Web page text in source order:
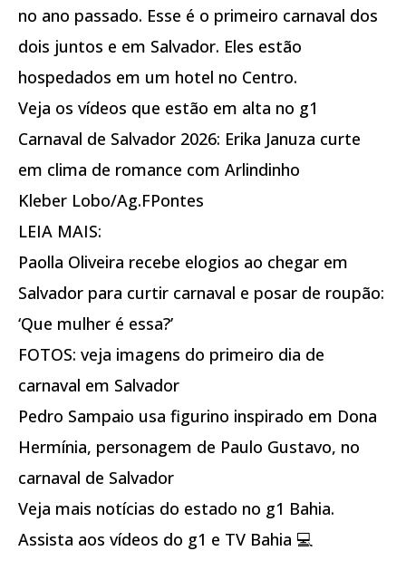
no ano passado. Esse é o primeiro carnaval dos
dois juntos e em Salvador. Eles estão
hospedados em um hotel no Centro.
Veja os vídeos que estão em alta no g1
Carnaval de Salvador 2026: Erika Januza curte
em clima de romance com Arlindinho
Kleber Lobo/Ag.FPontes
LEIA MAIS:
Paolla Oliveira recebe elogios ao chegar em
Salvador para curtir carnaval e posar de roupão:
‘Que mulher é essa?’
FOTOS: veja imagens do primeiro dia de
carnaval em Salvador
Pedro Sampaio usa figurino inspirado em Dona
Hermínia, personagem de Paulo Gustavo, no
carnaval de Salvador
Veja mais notícias do estado no g1 Bahia.
Assista aos vídeos do g1 e TV Bahia 💻